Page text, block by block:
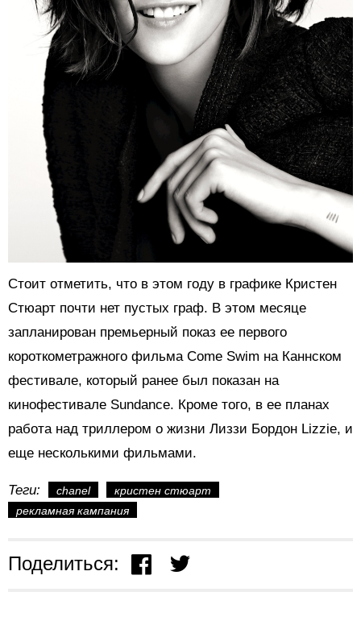
Стоит отметить, что в этом году в графике Кристен
Стюарт почти нет пустых граф. В этом месяце
запланирован премьерный показ ее первого
короткометражного фильма Come Swim на Каннском
фестивале, который ранее был показан на
кинофестивале Sundance. Кроме того, в ее планах
работа над триллером о жизни Лиззи Бордон Lizzie, и
еще несколькими фильмами.
Теги: chanel
кристен стюарт
рекламная кампания
Поделиться: